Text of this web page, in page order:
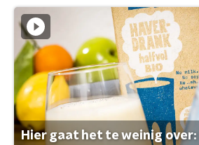
Hier gaat het te weinig